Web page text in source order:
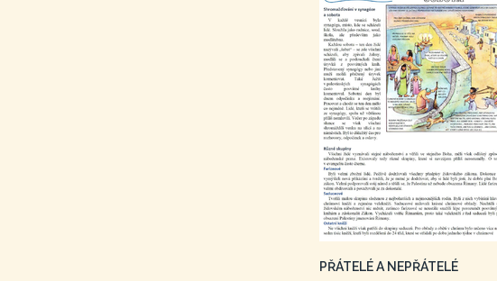
PŘÁTELÉ A NEPŘÁTELÉ